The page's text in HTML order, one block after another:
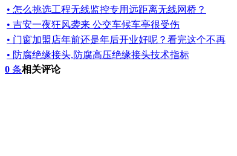
• 怎么挑选工程无线监控专用远距离无线网桥？
• 吉安一夜狂风袭来 公交车候车亭很受伤
• 门窗加盟店年前还是年后开业好呢？看完这个不再
• 防腐绝缘接头,防腐高压绝缘接头技术指标
0 条相关评论